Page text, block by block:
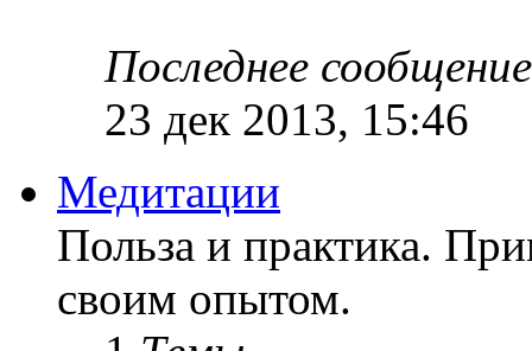
Последнее сообщение
23 дек 2013, 15:46
Медитации
Польза и практика.
своим опытом.